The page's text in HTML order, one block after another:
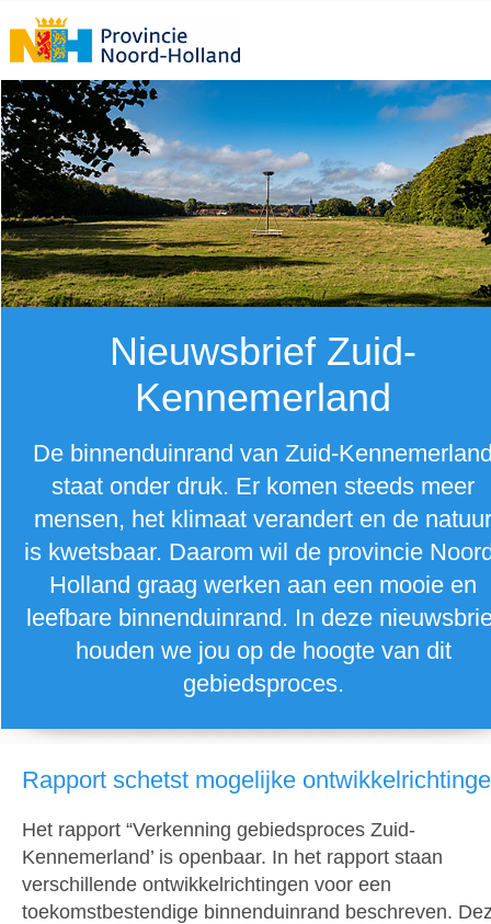
Nieuwsbrief Zuid-
Kennemerland
De binnenduinrand van Zuid-
staat onder druk. Er komen steeds meer
mensen, het klimaat verandert en de natuur
is kwetsbaar. Daarom wil de provincie
Holland graag werken aan een mooie en
leefbare binnenduinrand. In deze
houden we jou op de hoogte van dit
gebiedsproces.
Rapport schetst mogelijke
Het rapport “Verkenning gebiedsproces Zuid-
Kennemerland’ is openbaar. In het rapport staan
verschillende ontwikkelrichtingen voor een
toekomstbestendige binnenduinrand beschreven.